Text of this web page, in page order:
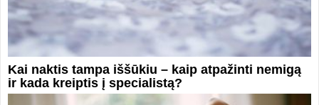
Kai naktis tampa iššūkiu – kaip atpažinti nemigą
ir kada kreiptis į specialistą?